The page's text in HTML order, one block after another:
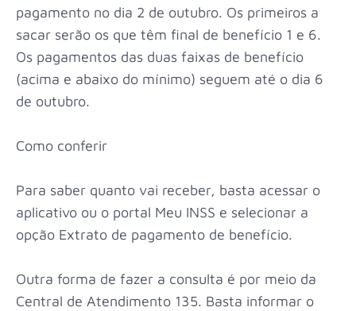
pagamento no dia 2 de outubro. Os primeiros a
sacar serão os que têm final de benefício 1 e 6.
Os pagamentos das duas faixas de benefício
(acima e abaixo do mínimo) seguem até o dia 6
de outubro.
Como conferir
Para saber quanto vai receber, basta acessar o
aplicativo ou o portal Meu INSS e selecionar a
opção Extrato de pagamento de benefício.
Outra forma de fazer a consulta é por meio da
Central de Atendimento 135. Basta informar o